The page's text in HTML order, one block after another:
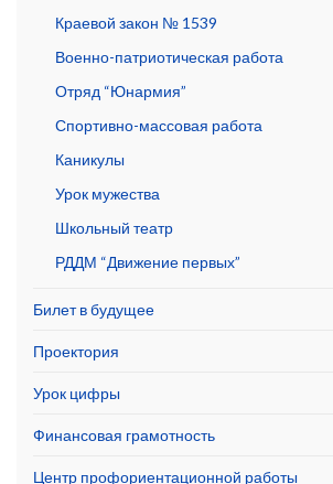
Краевой закон № 1539
Военно-патриотическая работа
Отряд “Юнармия”
Спортивно-массовая работа
Каникулы
Урок мужества
Школьный театр
РДДМ “Движение первых”
Билет в будущее
Проектория
Урок цифры
Финансовая грамотность
Центр профориентационной работы